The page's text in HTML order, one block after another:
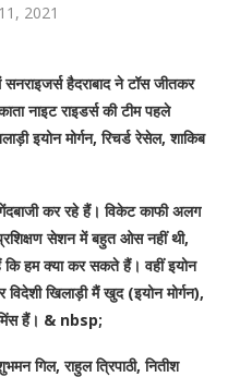
2021
हैदराबाद ने टॉस जीतकर
नाइट राइडर्स की टीम पहले
इयोन मोर्गन, रिचर्ड रेसेल, शाकिब
कर रहे हैं। विकेट काफी अलग
सेशन में बहुत ओस नहीं थी,
हम क्या कर सकते हैं। वहीं इयोन
विदेशी खिलाड़ी मैं खुद (इयोन मोर्गन),
हैं। & nbsp;
गिल, राहुल त्रिपाठी, नितीश